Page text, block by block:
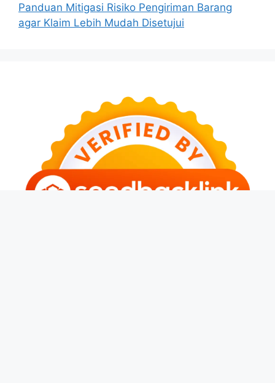
Panduan Mitigasi Risiko Pengiriman Barang
agar Klaim Lebih Mudah Disetujui